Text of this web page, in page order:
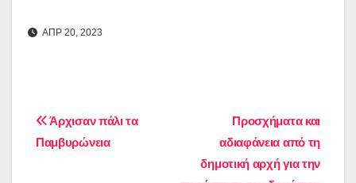
ΑΠΡ 20, 2023
Πλοήγηση
άρθρων
Προσχήματα και
αδιαφάνεια από τη
δημοτική αρχή για την
Άρχισαν πάλι τα
Παμβυρώνεια